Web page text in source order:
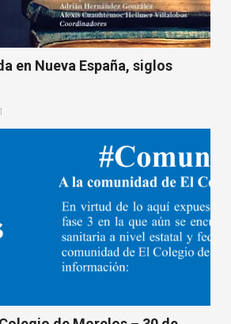
en Nueva España, siglos